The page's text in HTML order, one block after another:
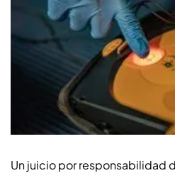
Un juicio por responsabilidad